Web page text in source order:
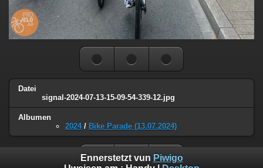
Datei
signal-2024-07-13-15-09-54-339-12.jpg
Albumen
2024/ Bike Parade (13.07.2024)
Ennerstetzt vun Piwigo